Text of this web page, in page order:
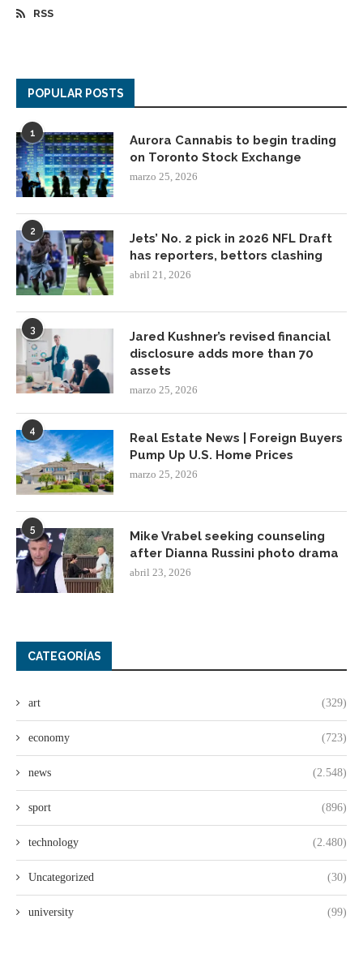
RSS
POPULAR POSTS
1
Aurora Cannabis to begin trading
on Toronto Stock Exchange
marzo 25, 2026
2
Jets’ No. 2 pick in 2026 NFL Draft
has reporters, bettors clashing
abril 21, 2026
3
Jared Kushner’s revised financial
disclosure adds more than 70
assets
marzo 25, 2026
4
Real Estate News | Foreign Buyers
Pump Up U.S. Home Prices
marzo 25, 2026
5
Mike Vrabel seeking counseling
after Dianna Russini photo drama
abril 23, 2026
CATEGORÍAS
art (329)
economy (723)
news (2.548)
sport (896)
technology (2.480)
Uncategorized (30)
university (99)